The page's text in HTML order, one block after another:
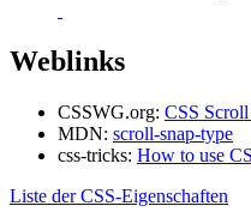
Weblinks
CSSWG.org: CSS
MDN: scroll-snap-type
css-tricks: How to use
Liste der CSS-Eigenschaften